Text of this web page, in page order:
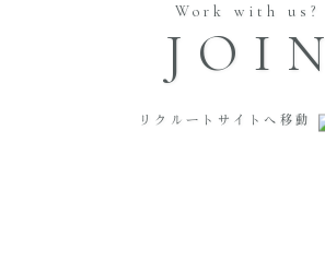
Work with us?
JOIN
リクルートサイトへ移動